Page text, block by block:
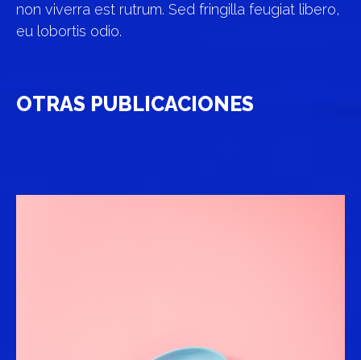
non viverra est rutrum. Sed fringilla feugiat libero,
eu lobortis odio.
OTRAS PUBLICACIONES